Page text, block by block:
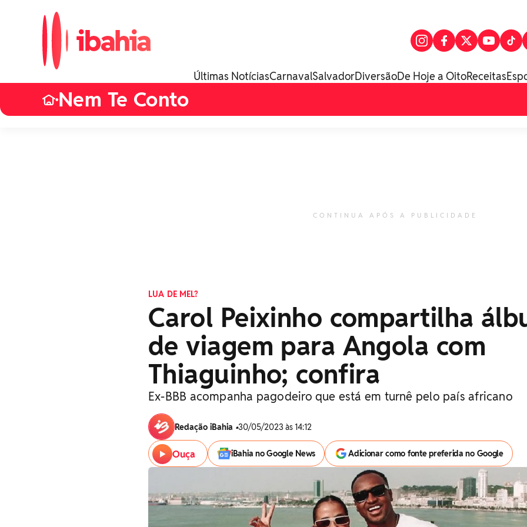
Últimas NotíciasCarnavalSalvadorDiversãoDe Hoje a OitoReceitas
•Nem Te Conto
CONTINUA APÓS A PUBLICIDADE
LUA DE MEL?
Carol Peixinho compartilha
de viagem para Angola com
Thiaguinho; confira
Ex-BBB acompanha pagodeiro que está em turnê pelo país africano
Redação iBahia •30/05/2023 às 14:12
Ouça iBahia no Google News Adicionar como fonte preferida no Google